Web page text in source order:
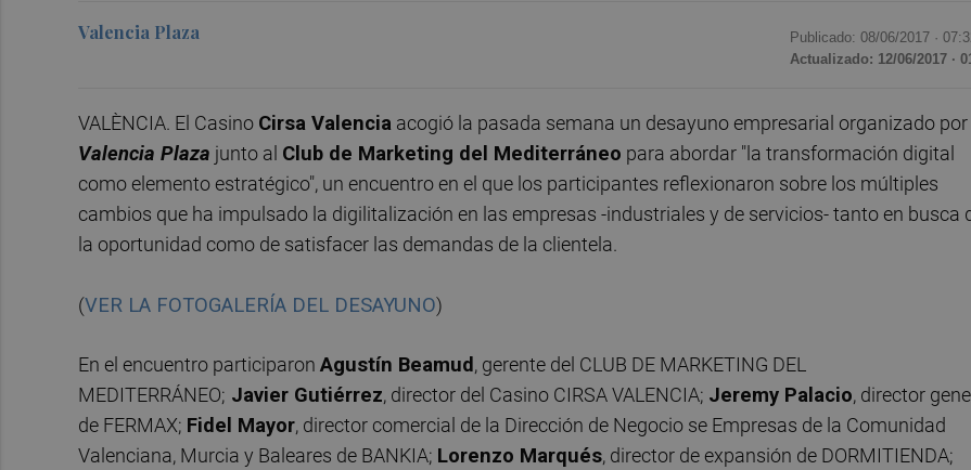
Valencia Plaza Publicado: 08/06/2017 ·
Actualizado: 12/06/2017 ·
VALÈNCIA. El Casino Cirsa Valencia acogió la pasada semana un desayuno empresarial organizado por
Valencia Plaza junto al Club de Marketing del Mediterráneo para abordar "la transformación digital
como elemento estratégico", un encuentro en el que los participantes reflexionaron sobre los múltiples
cambios que ha impulsado la digilitalización en las empresas -industriales y de servicios- tanto en busca
la oportunidad como de satisfacer las demandas de la clientela.
(VER LA FOTOGALERÍA DEL DESAYUNO)
En el encuentro participaron Agustín Beamud , gerente del CLUB DE MARKETING DEL
MEDITERRÁNEO; Javier Gutiérrez, director del Casino CIRSA VALENCIA; Jeremy Palacio, director
de FERMAX; Fidel Mayor, director comercial de la Dirección de Negocio se Empresas de la Comunidad
Valenciana, Murcia y Baleares de BANKIA; Lorenzo Marqués, director de expansión de DORMITIENDA;